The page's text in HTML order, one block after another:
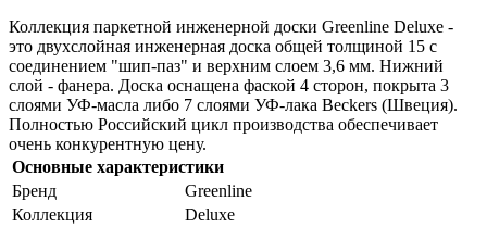
Коллекция паркетной инженерной доски Greenline Deluxe -
это двухслойная инженерная доска общей толщиной 15 с
соединением "шип-паз" и верхним слоем 3,6 мм. Нижний
слой - фанера. Доска оснащена фаской 4 сторон, покрыта 3
слоями УФ-масла либо 7 слоями УФ-лака Beckers (Швеция).
Полностью Российский цикл производства обеспечивает
очень конкурентную цену.
Основные характеристики
Бренд
Greenline
Коллекция
Deluxe